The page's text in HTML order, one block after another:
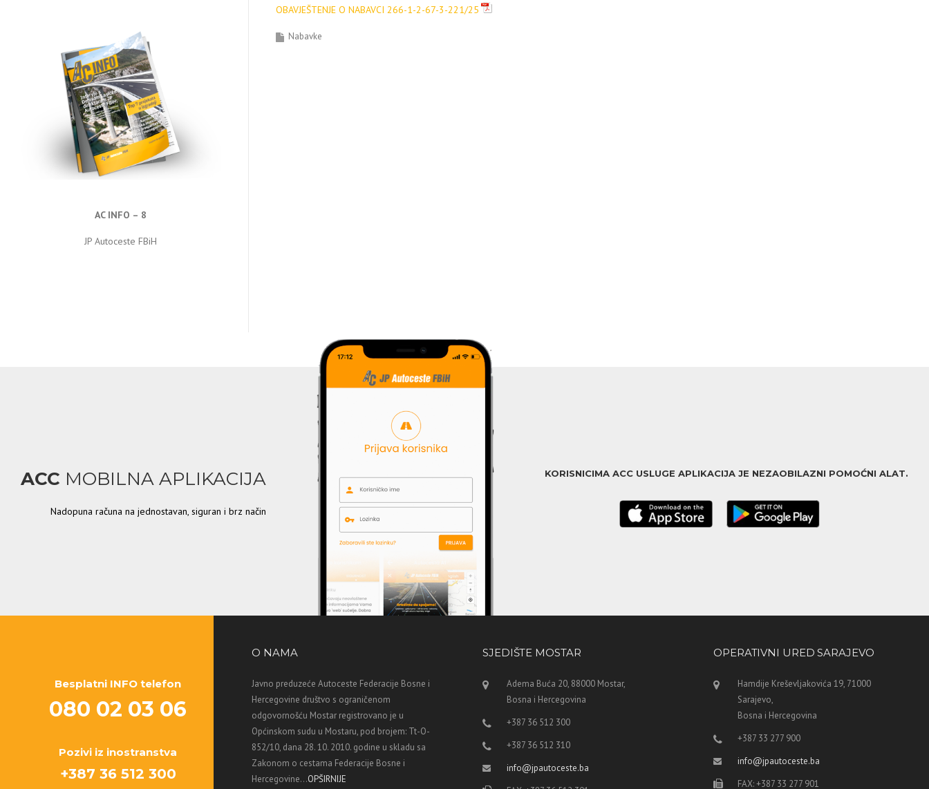
OBAVJEŠTENJE O NABAVCI 266-1-2-67-3-221/25
Nabavke
AC INFO – 8
JP Autoceste FBiH
ACC MOBILNA APLIKACIJA
Nadopuna računa na jednostavan, siguran i brz način
KORISNICIMA ACC USLUGE APLIKACIJA JE NEZAOBILAZNI POMOĆNI ALAT.
Besplatni INFO telefon
080 02 03 06
Pozivi iz inostranstva
+387 36 512 300
O NAMA
Javno preduzeće Autoceste Federacije Bosne i
Hercegovine društvo s ograničenom
odgovornošću Mostar registrovano je u
Općinskom sudu u Mostaru, pod brojem: Tt-O-
852/10, dana 28. 10. 2010. godine u skladu sa
Zakonom o cestama Federacije Bosne i
Hercegovine...OPŠIRNIJE
SJEDIŠTE MOSTAR
Adema Buća 20, 88000 Mostar,
Bosna i Hercegovina
+387 36 512 300
+387 36 512 310
info@jpautoceste.ba
OPERATIVNI URED SARAJEVO
Hamdije Kreševljakovića 19, 71000
Sarajevo,
Bosna i Hercegovina
+387 33 277 900
info@jpautoceste.ba
FAX: +387 33 277 901